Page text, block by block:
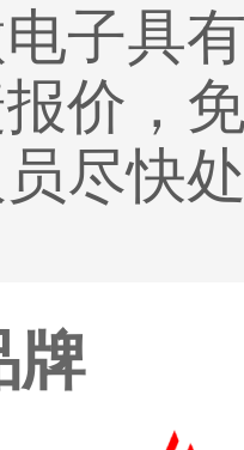
子具
价，
尽快
牌